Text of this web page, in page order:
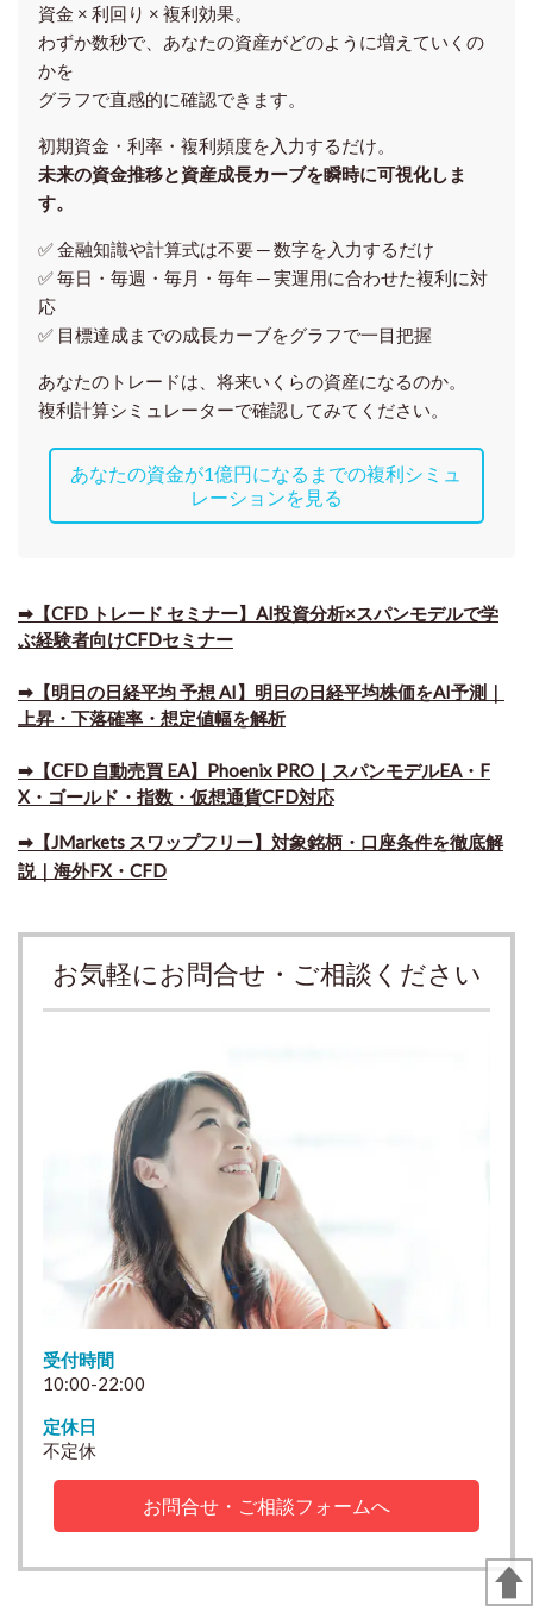
資金 × 利回り × 複利効果。
わずか数秒で、あなたの資産がどのように増えていくの
かを
グラフで直感的に確認できます。
初期資金・利率・複利頻度を入力するだけ。
未来の資金推移と資産成長カーブを瞬時に可視化しま
す。
✅ 金融知識や計算式は不要 ─ 数字を入力するだけ
✅ 毎日・毎週・毎月・毎年 ─ 実運用に合わせた複利に対
応
✅ 目標達成までの成長カーブをグラフで一目把握
あなたのトレードは、将来いくらの資産になるのか。
複利計算シミュレーターで確認してみてください。
あなたの資金が1億円になるまでの複利シミュ
レーションを見る
➡【CFD トレード セミナー】AI投資分析×スパンモデルで学
ぶ経験者向けCFDセミナー
➡【明日の日経平均 予想 AI】明日の日経平均株価をAI予測｜
上昇・下落確率・想定値幅を解析
➡​【CFD 自動売買 EA】Phoenix PRO｜スパンモデルEA・F
X・ゴールド・指数・仮想通貨CFD対応
➡​【JMarkets スワップフリー】対象銘柄・口座条件を徹底解
説｜海外FX・CFD
お気軽にお問合せ・ご相談ください
受付時間
10:00-22:00
定休日
不定休
お問合せ・ご相談フォームへ